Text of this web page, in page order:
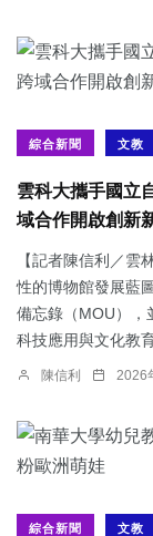
綜合新聞 文教
雲科大攜手國立
域合作開啟創新
【記者陳信利／雲
性的博物館發展藍
備忘錄（MOU），
科技應用與文化教
陳信利 2026
綜合新聞 文教